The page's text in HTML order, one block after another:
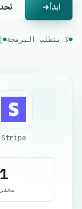
ابدأ
لا يتطلب البرمجة
Stripe
1